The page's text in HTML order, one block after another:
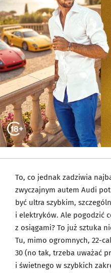
To, co jednak zadziwia
zwyczajnym autem Audi
być ultra szybkim,
i elektryków. Ale pogodzić
z osiągami? To już sztuka
Tu, mimo ogromnych, 22-
30 (no tak, trzeba uważać
i świetnego w szybkich